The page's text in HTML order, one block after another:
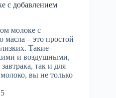
с добавлением
молоке с
масла – это простой
Такие
и воздушными,
так и для
вы не только